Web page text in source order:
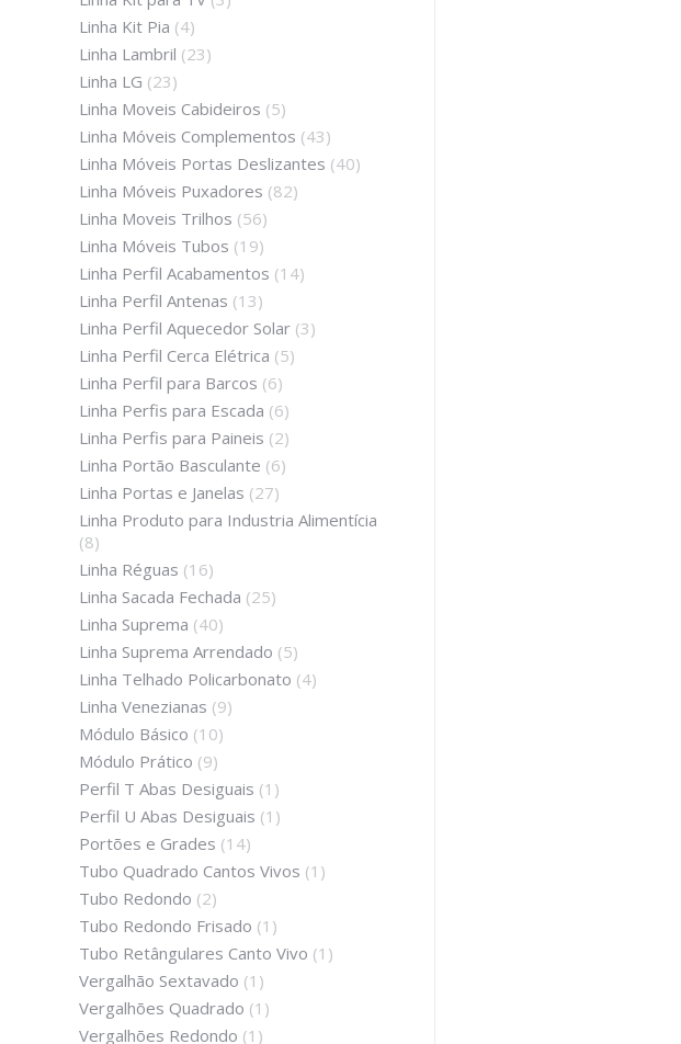
Linha Kit Pia (4)
Linha Lambril (23)
Linha LG (23)
Linha Moveis Cabideiros (5)
Linha Móveis Complementos (43)
Linha Móveis Portas Deslizantes (40)
Linha Móveis Puxadores (82)
Linha Moveis Trilhos (56)
Linha Móveis Tubos (19)
Linha Perfil Acabamentos (14)
Linha Perfil Antenas (13)
Linha Perfil Aquecedor Solar (3)
Linha Perfil Cerca Elétrica (5)
Linha Perfil para Barcos (6)
Linha Perfis para Escada (6)
Linha Perfis para Paineis (2)
Linha Portão Basculante (6)
Linha Portas e Janelas (27)
Linha Produto para Industria Alimentícia
(8)
Linha Réguas (16)
Linha Sacada Fechada (25)
Linha Suprema (40)
Linha Suprema Arrendado (5)
Linha Telhado Policarbonato (4)
Linha Venezianas (9)
Módulo Básico (10)
Módulo Prático (9)
Perfil T Abas Desiguais (1)
Perfil U Abas Desiguais (1)
Portões e Grades (14)
Tubo Quadrado Cantos Vivos (1)
Tubo Redondo (2)
Tubo Redondo Frisado (1)
Tubo Retângulares Canto Vivo (1)
Vergalhão Sextavado (1)
Vergalhões Quadrado (1)
Vergalhões Redondo (1)